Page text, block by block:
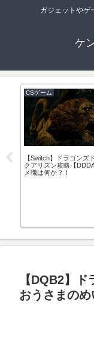
ガジェットやゲ
ケ
CSゲーム
【Switch】ドラゴンズ
クアリズン攻略【
メ職は何か？！
【DQB2】
おうさまのめ